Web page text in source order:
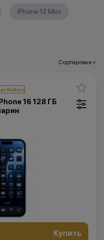
iPhone 12 Mini
Сортировка>
16 128 ГБ
Купить